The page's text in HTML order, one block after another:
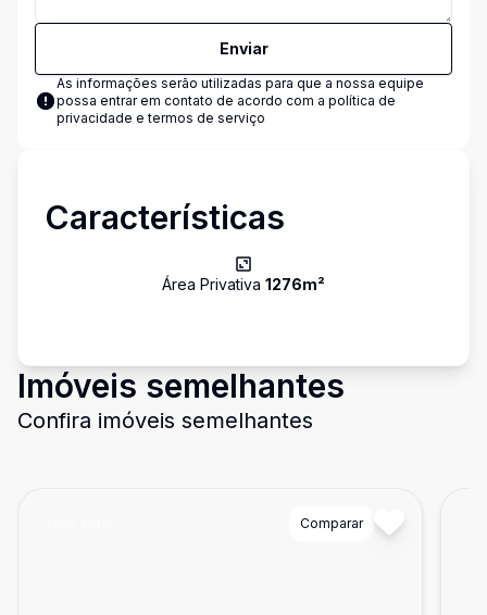
Enviar
As informações serão utilizadas para que a nossa equipe
possa entrar em contato de acordo com a política de
privacidade e termos de serviço
Características
Área Privativa 1276m²
Imóveis semelhantes
Confira imóveis semelhantes
Comparar